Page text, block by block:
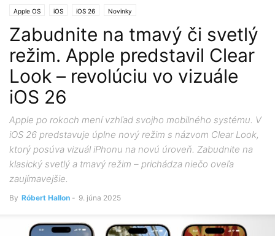
Apple OS iOS iOS 26 Novinky
Zabudnite na tmavý či svetlý
režim. Apple predstavil Clear
Look – revolúciu vo vizuále
iOS 26
Apple po rokoch mení vzhľad svojho mobilného systému. V
iOS 26 predstavuje úplne nový režim s názvom Clear Look,
ktorý posúva vizuál iPhonu na novú úroveň. Zabudnite na
klasický svetlý a tmavý režim – prichádza niečo oveľa
zaujímavejšie.
By Róbert Hallon - 9. júna 2025